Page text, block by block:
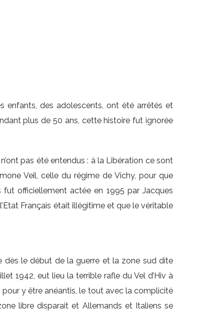
enfants, des adolescents, ont été arrêtés et
plus de 50 ans, cette histoire fut ignorée
pas été entendus : à la Libération ce sont
Veil, celle du régime de Vichy, pour que
fut officiellement actée en 1995 par Jacques
Français était illégitime et que le véritable
dès le début de la guerre et la zone sud dite
1942, eut lieu la terrible rafle du Vel d’Hiv à
y être anéantis, le tout avec la complicité
libre disparait et Allemands et Italiens se